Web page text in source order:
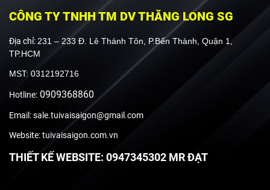
CÔNG TY TNHH TM DV THĂNG LONG SG
Địa chỉ: 231 – 233 Đ. Lê Thánh Tôn, P.Bến Thành, Quận 1,
TP.HCM
MST: 0312192716
Hotline: 0909368860
Email: sale.tuivaisaigon@gmail.com
Website: tuivaisaigon.com.vn
THIẾT KẾ WEBSITE: 0947345302 MR ĐẠT